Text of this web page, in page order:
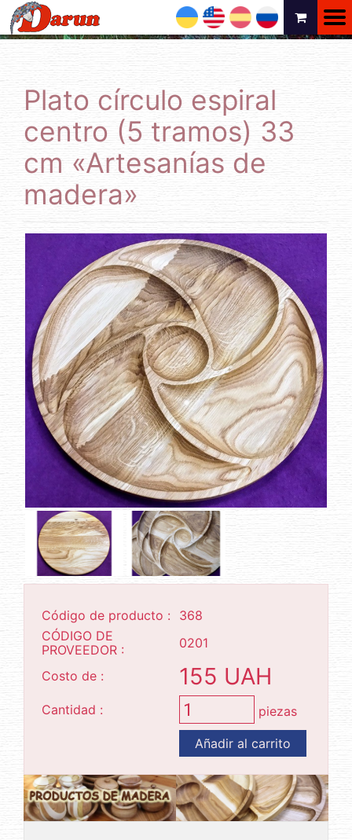
UA EN ES RU
Plato círculo espiral
centro (5 tramos) 33
cm «Artesanías de
madera»
Código de producto :
368
CÓDIGO DE
PROVEEDOR :
0201
Costo de : 155 UAH
Cantidad : piezas
Añadir al carrito